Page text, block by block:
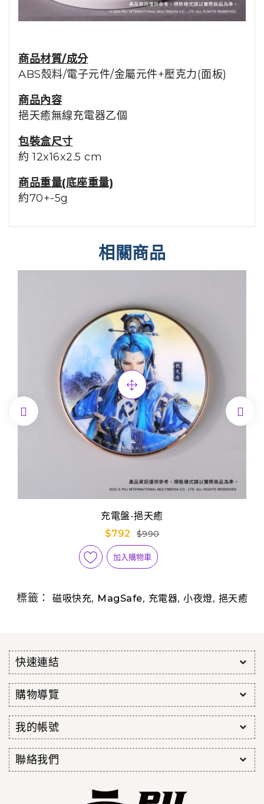
商品材質/成分
ABS殼料/電子元件/金屬元件+壓克力(面板)
商品內容
挹天癒無線充電器乙個
包裝盒尺寸
約 12x16x2.5 cm
商品重量(底座重量)
約70+-5g
相關商品
充電盤-挹天癒
$792
$990
加入購物車
 
標籤： 磁吸快充, MagSafe, 充電器, 小夜燈, 挹天癒
快速連結
購物導覽
我的帳號
聯絡我們